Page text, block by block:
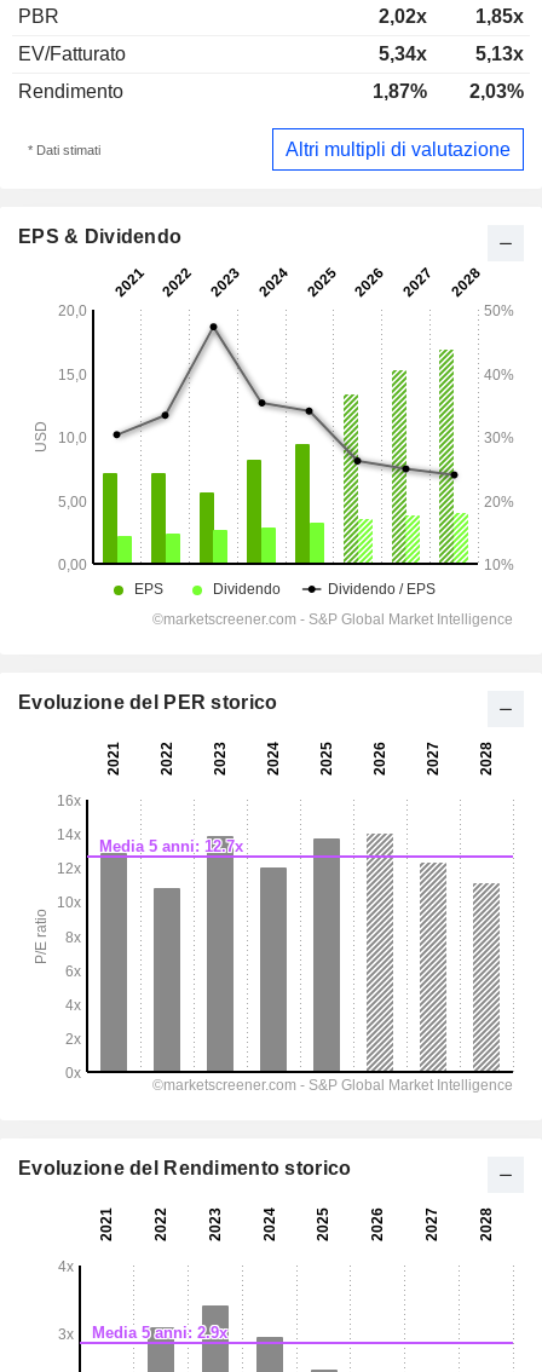
PBR 2,02x
1,85x
EV/Fatturato
5,34x
5,13x
Rendimento
1,87% 2,03%
* Dati stimati Altri multipli di valutazione
EPS & Dividendo
Evoluzione del PER storico
Evoluzione del Rendimento storico